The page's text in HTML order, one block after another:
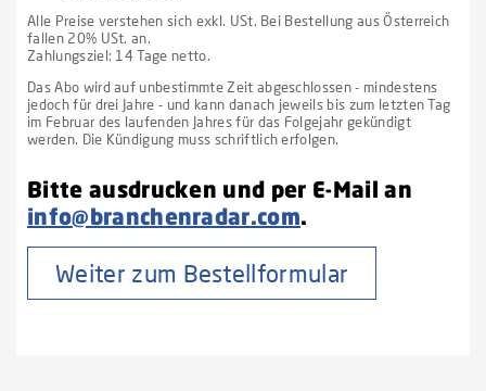
Alle Preise verstehen sich exkl. USt. Bei Bestellung aus Österreich
fallen 20% USt. an.
Zahlungsziel: 14 Tage netto.
Das Abo wird auf unbestimmte Zeit abgeschlossen - mindestens
jedoch für drei Jahre - und kann danach jeweils bis zum letzten Tag
im Februar des laufenden Jahres für das Folgejahr gekündigt
werden. Die Kündigung muss schriftlich erfolgen.
Bitte ausdrucken und per E-Mail an
info@branchenradar.com.
Weiter zum Bestellformular